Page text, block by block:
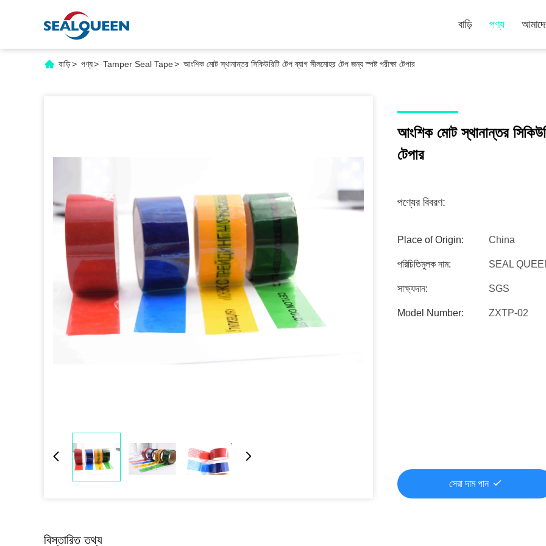
বাড়ি পণ্য
বাড়ি> পণ্য> Tamper Seal Tape> আংশিক মোট স্থানান্তর সিকিউরিটি টেপ ব্যাগ সীলমোহর টেপ জন্য স্পষ্ট পরীক্ষা টেপার
আংশিক মোট স্থানান্তর
টেপার
পণ্যের বিবরণ:
Place of Origin: China
পরিচিতিমুলক নাম: SEAL
সাক্ষ্যদান: SGS
Model Number: ZXTP-02
সেরা দাম পান
বিস্তারিত তথ্য